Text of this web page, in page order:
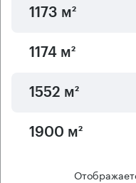
1173 м²
1174 м²
1552 м²
1900 м²